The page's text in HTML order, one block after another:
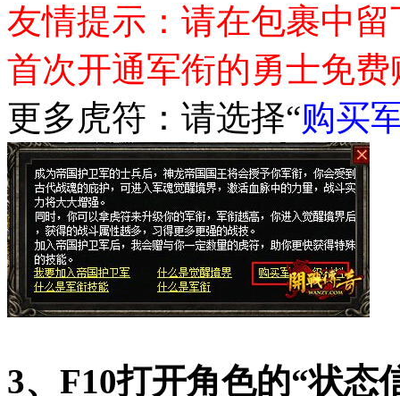
友情提示：请在包裹中
首次开通军衔的勇士免
更多虎符：请选择“购买
3、F10打开角色的“状态